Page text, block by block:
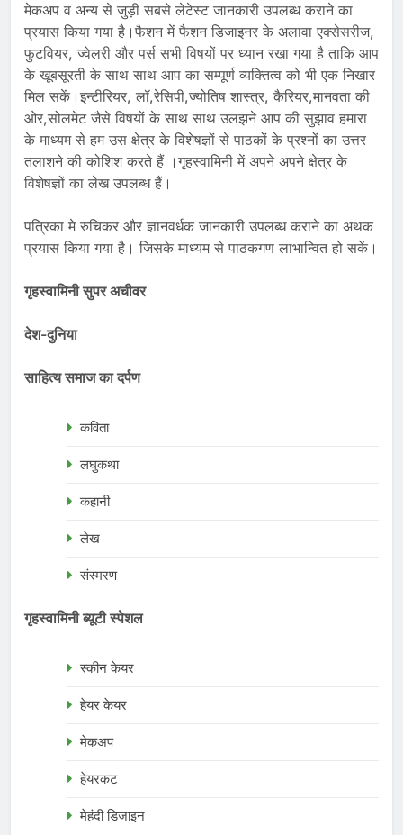
मेकअप व अन्य से जुड़ी सबसे लेटेस्ट जानकारी उपलब्ध कराने का
प्रयास किया गया है।फैशन में फैशन डिजाइनर के अलावा एक्सेसरीज,
फुटवियर, ज्वेलरी और पर्स सभी विषयों पर ध्यान रखा गया है ताकि आप
के खूबसूरती के साथ साथ आप का सम्पूर्ण व्यक्तित्व को भी एक निखार
मिल सकें।इन्टीरियर, लॉ,रेसिपी,ज्योतिष शास्त्र, कैरियर,मानवता की
ओर,सोलमेट जैसे विषयों के साथ साथ उलझने आप की सुझाव हमारा
के माध्यम से हम उस क्षेत्र के विशेषज्ञों से पाठकों के प्रश्नों का उत्तर
तलाशने की कोशिश करते हैं ।गृहस्वामिनी में अपने अपने क्षेत्र के
विशेषज्ञों का लेख उपलब्ध हैं।
पत्रिका मे रुचिकर और ज्ञानवर्धक जानकारी उपलब्ध कराने का अथक
प्रयास किया गया है। जिसके माध्यम से पाठकगण लाभान्वित हो सकें।
गृहस्वामिनी सुपर अचीवर
देश-दुनिया
साहित्य समाज का दर्पण
कविता
लघुकथा
कहानी
लेख
संस्मरण
गृहस्वामिनी ब्यूटी स्पेशल
स्कीन केयर
हेयर केयर
मेकअप
हेयरकट
मेहंदी डिजाइन